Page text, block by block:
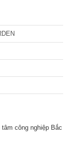
công nghiệp Bắc